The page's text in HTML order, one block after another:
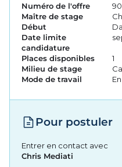
Numéro de l'offre
Maître de stage
Début
Date limite
candidature
Places disponibles
1
Milieu de stage
Mode de travail
Pour postuler
Entrer en contact avec
Chris Mediati